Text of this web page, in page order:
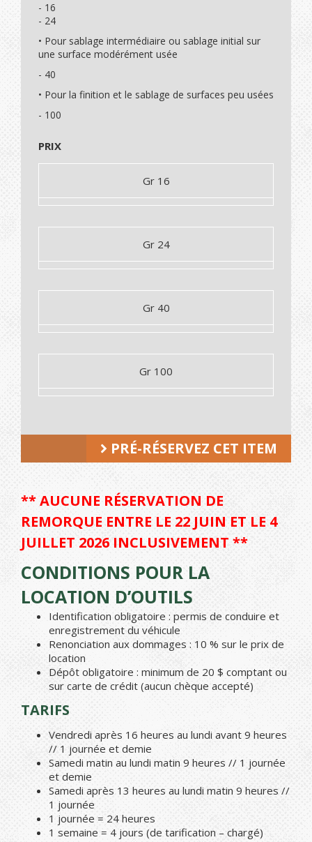
- 16
- 24
• Pour sablage intermédiaire ou sablage initial sur
une surface modérément usée
- 40
• Pour la finition et le sablage de surfaces peu usées
- 100
PRIX
Gr 16
Gr 24
Gr 40
Gr 100
PRÉ-RÉSERVEZ CET ITEM
** AUCUNE RÉSERVATION DE
REMORQUE ENTRE LE 22 JUIN ET LE 4
JUILLET 2026 INCLUSIVEMENT **
CONDITIONS POUR LA
LOCATION D’OUTILS
Identification obligatoire : permis de conduire et
enregistrement du véhicule
Renonciation aux dommages : 10 % sur le prix de
location
Dépôt obligatoire : minimum de 20 $ comptant ou
sur carte de crédit (aucun chèque accepté)
TARIFS
Vendredi après 16 heures au lundi avant 9 heures
// 1 journée et demie
Samedi matin au lundi matin 9 heures // 1 journée
et demie
Samedi après 13 heures au lundi matin 9 heures //
1 journée
1 journée = 24 heures
1 semaine = 4 jours (de tarification – chargé)